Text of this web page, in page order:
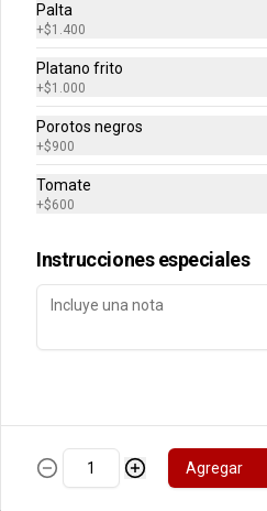
30gr
Palta
+$1.400
Platano frito
+$1.000
Porotos negros
+$900
Tomate
+$600
Instrucciones especiales
Agregar